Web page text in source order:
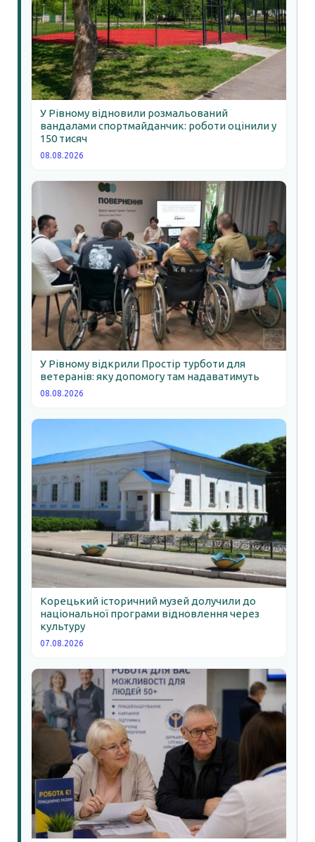
У Рівному відновили розмальований
вандалами спортмайданчик: роботи оцінили у
150 тисяч
08.08.2026
У Рівному відкрили Простір турботи для
ветеранів: яку допомогу там надаватимуть
08.08.2026
Корецький історичний музей долучили до
національної програми відновлення через
культуру
07.08.2026